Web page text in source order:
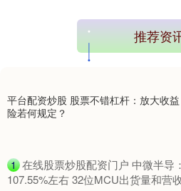
推荐资
平台配资炒股 股票不错杠杆：放大收
险若何规定？
1 在线股票炒股配资门户 中微半导
107.55%左右 32位MCU出货量和营